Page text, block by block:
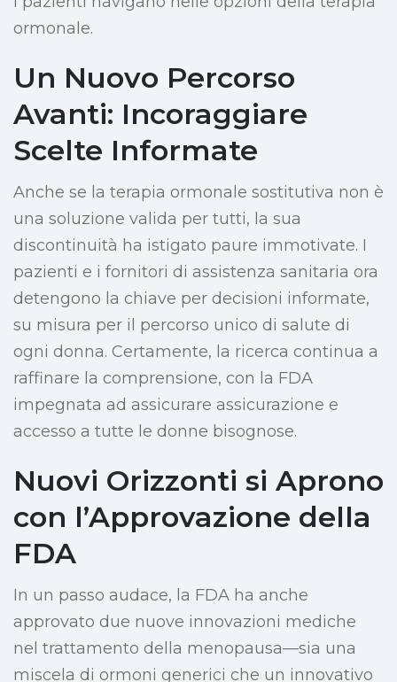
ormonale.
Un Nuovo Percorso
Avanti: Incoraggiare
Scelte Informate
Anche se la terapia ormonale sostitutiva non è
una soluzione valida per tutti, la sua
discontinuità ha istigato paure immotivate. I
pazienti e i fornitori di assistenza sanitaria ora
detengono la chiave per decisioni informate,
su misura per il percorso unico di salute di
ogni donna. Certamente, la ricerca continua a
raffinare la comprensione, con la FDA
impegnata ad assicurare assicurazione e
accesso a tutte le donne bisognose.
Nuovi Orizzonti si Aprono
con l’Approvazione della
FDA
In un passo audace, la FDA ha anche
approvato due nuove innovazioni mediche
nel trattamento della menopausa—sia una
miscela di ormoni generici che un innovativo